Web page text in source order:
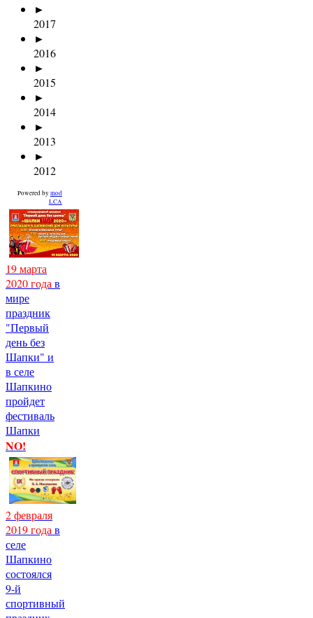
►
2017
►
2016
►
2015
►
2014
►
2013
►
2012
Powered by mod
LCA
19 марта
2020 года в
мире
праздник
"Первый
день без
Шапки" и
в селе
Шапкино
пройдет
фестиваль
Шапки
NO!
2 февраля
2019 года в
селе
Шапкино
состоялся
9-й
спортивный